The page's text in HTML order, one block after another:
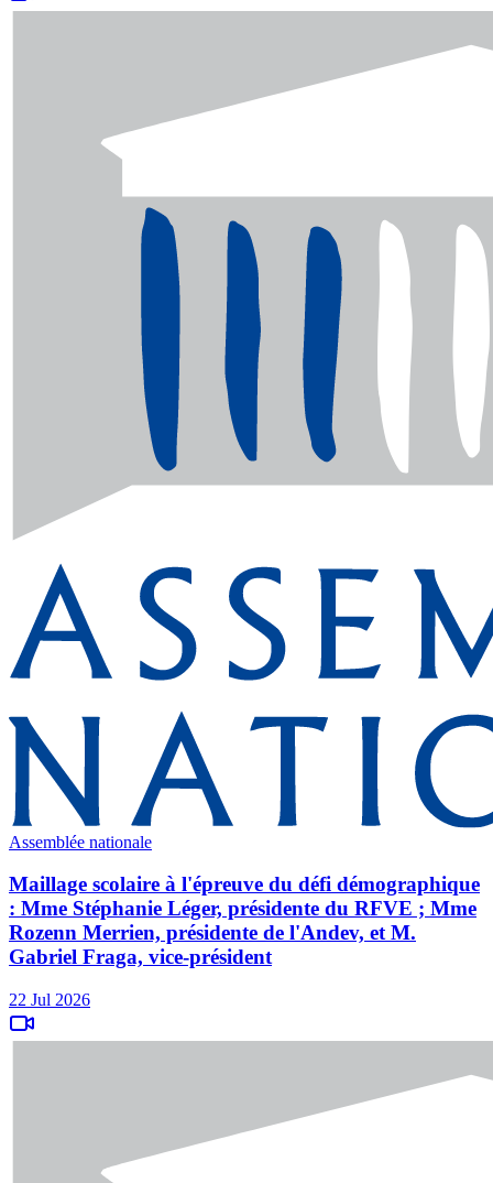
Assemblée nationale
Maillage scolaire à l'épreuve du défi démographique
: Mme Stéphanie Léger, présidente du RFVE ; Mme
Rozenn Merrien, présidente de l'Andev, et M.
Gabriel Fraga, vice-président
22 Jul 2026